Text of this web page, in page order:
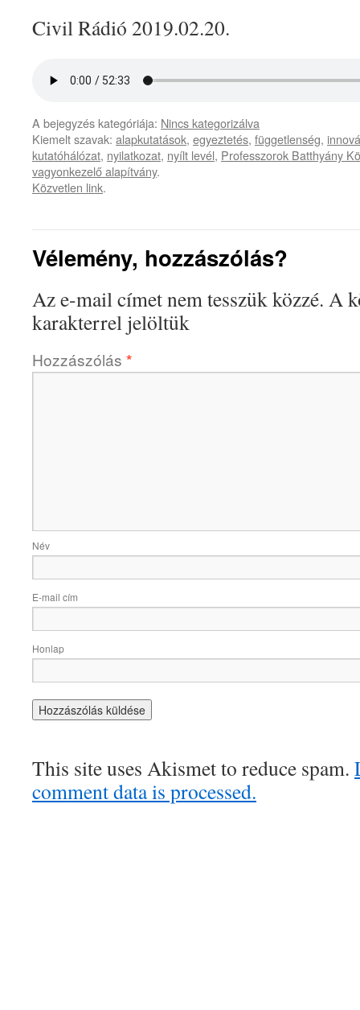
Civil Rádió 2019.02.20.
A bejegyzés kategóriája: Nincs kategorizálva
Kiemelt szavak: alapkutatások, egyeztetés, függetlenség,
kutatóhálózat, nyilatkozat, nyílt levél, Professzorok Batthyány
vagyonkezelő alapítvány.
Közvetlen link.
Vélemény, hozzászólás?
Az e-mail címet nem tesszük közzé. A
karakterrel jelöltük
Hozzászólás *
Név
E-mail cím
Honlap
This site uses Akismet to reduce spam.
comment data is processed.